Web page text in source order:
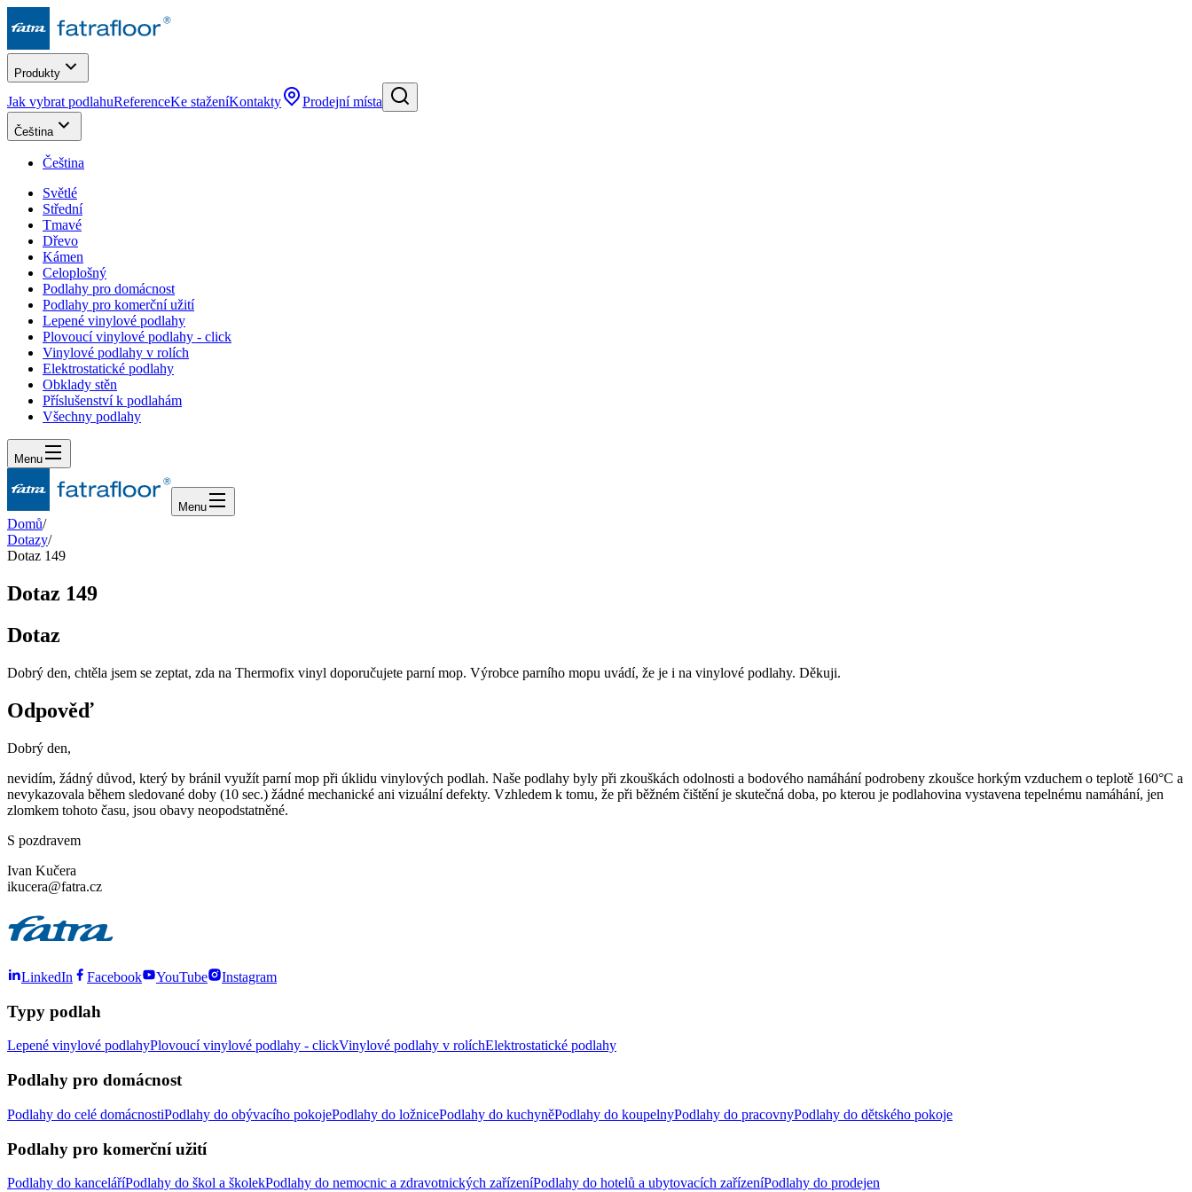
Produkty
Jak vybrat podlahuReferenceKe staženíKontakty Prodejní místa
Čeština
Čeština
Světlé
Střední
Tmavé
Dřevo
Kámen
Celoplošný
Podlahy pro domácnost
Podlahy pro komerční užití
Lepené vinylové podlahy
Plovoucí vinylové podlahy - click
Vinylové podlahy v rolích
Elektrostatické podlahy
Obklady stěn
Příslušenství k podlahám
Všechny podlahy
Menu
Menu
Domů/
Dotazy/
Dotaz 149
Dotaz 149
Dotaz
Dobrý den, chtěla jsem se zeptat, zda na Thermofix vinyl doporučujete parní mop. Výrobce parního mopu uvádí, že je i na vinylové podlahy. Děkuji.
Odpověď
Dobrý den,
nevidím, žádný důvod, který by bránil využít parní mop při úklidu vinylových podlah. Naše podlahy byly při zkouškách odolnosti a bodového namáhání podrobeny zkoušce horkým vzduchem o teplotě 160°C a
nevykazovala během sledované doby (10 sec.) žádné mechanické ani vizuální defekty. Vzhledem k tomu, že při běžném čištění je skutečná doba, po kterou je podlahovina vystavena tepelnému namáhání, jen
zlomkem tohoto času, jsou obavy neopodstatněné.
S pozdravem
Ivan Kučera
ikucera@fatra.cz
LinkedIn Facebook YouTube Instagram
Typy podlah
Lepené vinylové podlahyPlovoucí vinylové podlahy - clickVinylové podlahy v rolíchElektrostatické podlahy
Podlahy pro domácnost
Podlahy do celé domácnostiPodlahy do obývacího pokojePodlahy do ložnicePodlahy do kuchyněPodlahy do koupelnyPodlahy do pracovnyPodlahy do dětského pokoje
Podlahy pro komerční užití
Podlahy do kanceláříPodlahy do škol a školekPodlahy do nemocnic a zdravotnických zařízeníPodlahy do hotelů a ubytovacích zařízeníPodlahy do prodejen